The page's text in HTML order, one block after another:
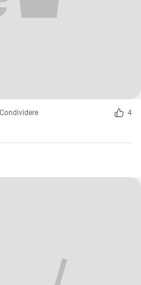
Condividere 4